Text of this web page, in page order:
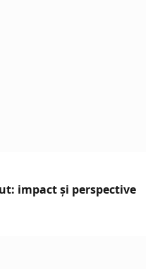
impact și perspective